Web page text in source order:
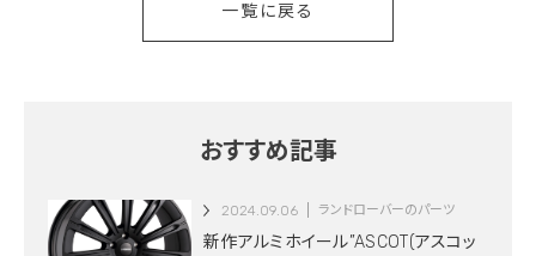
一覧に戻る
おすすめ記事
2024.09.06 ランドローバーのパーツ
新作アルミホイール”ASCOT(アスコッ